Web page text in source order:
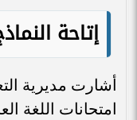
إتاحة
أشارت مديرية
امتحانات اللغة